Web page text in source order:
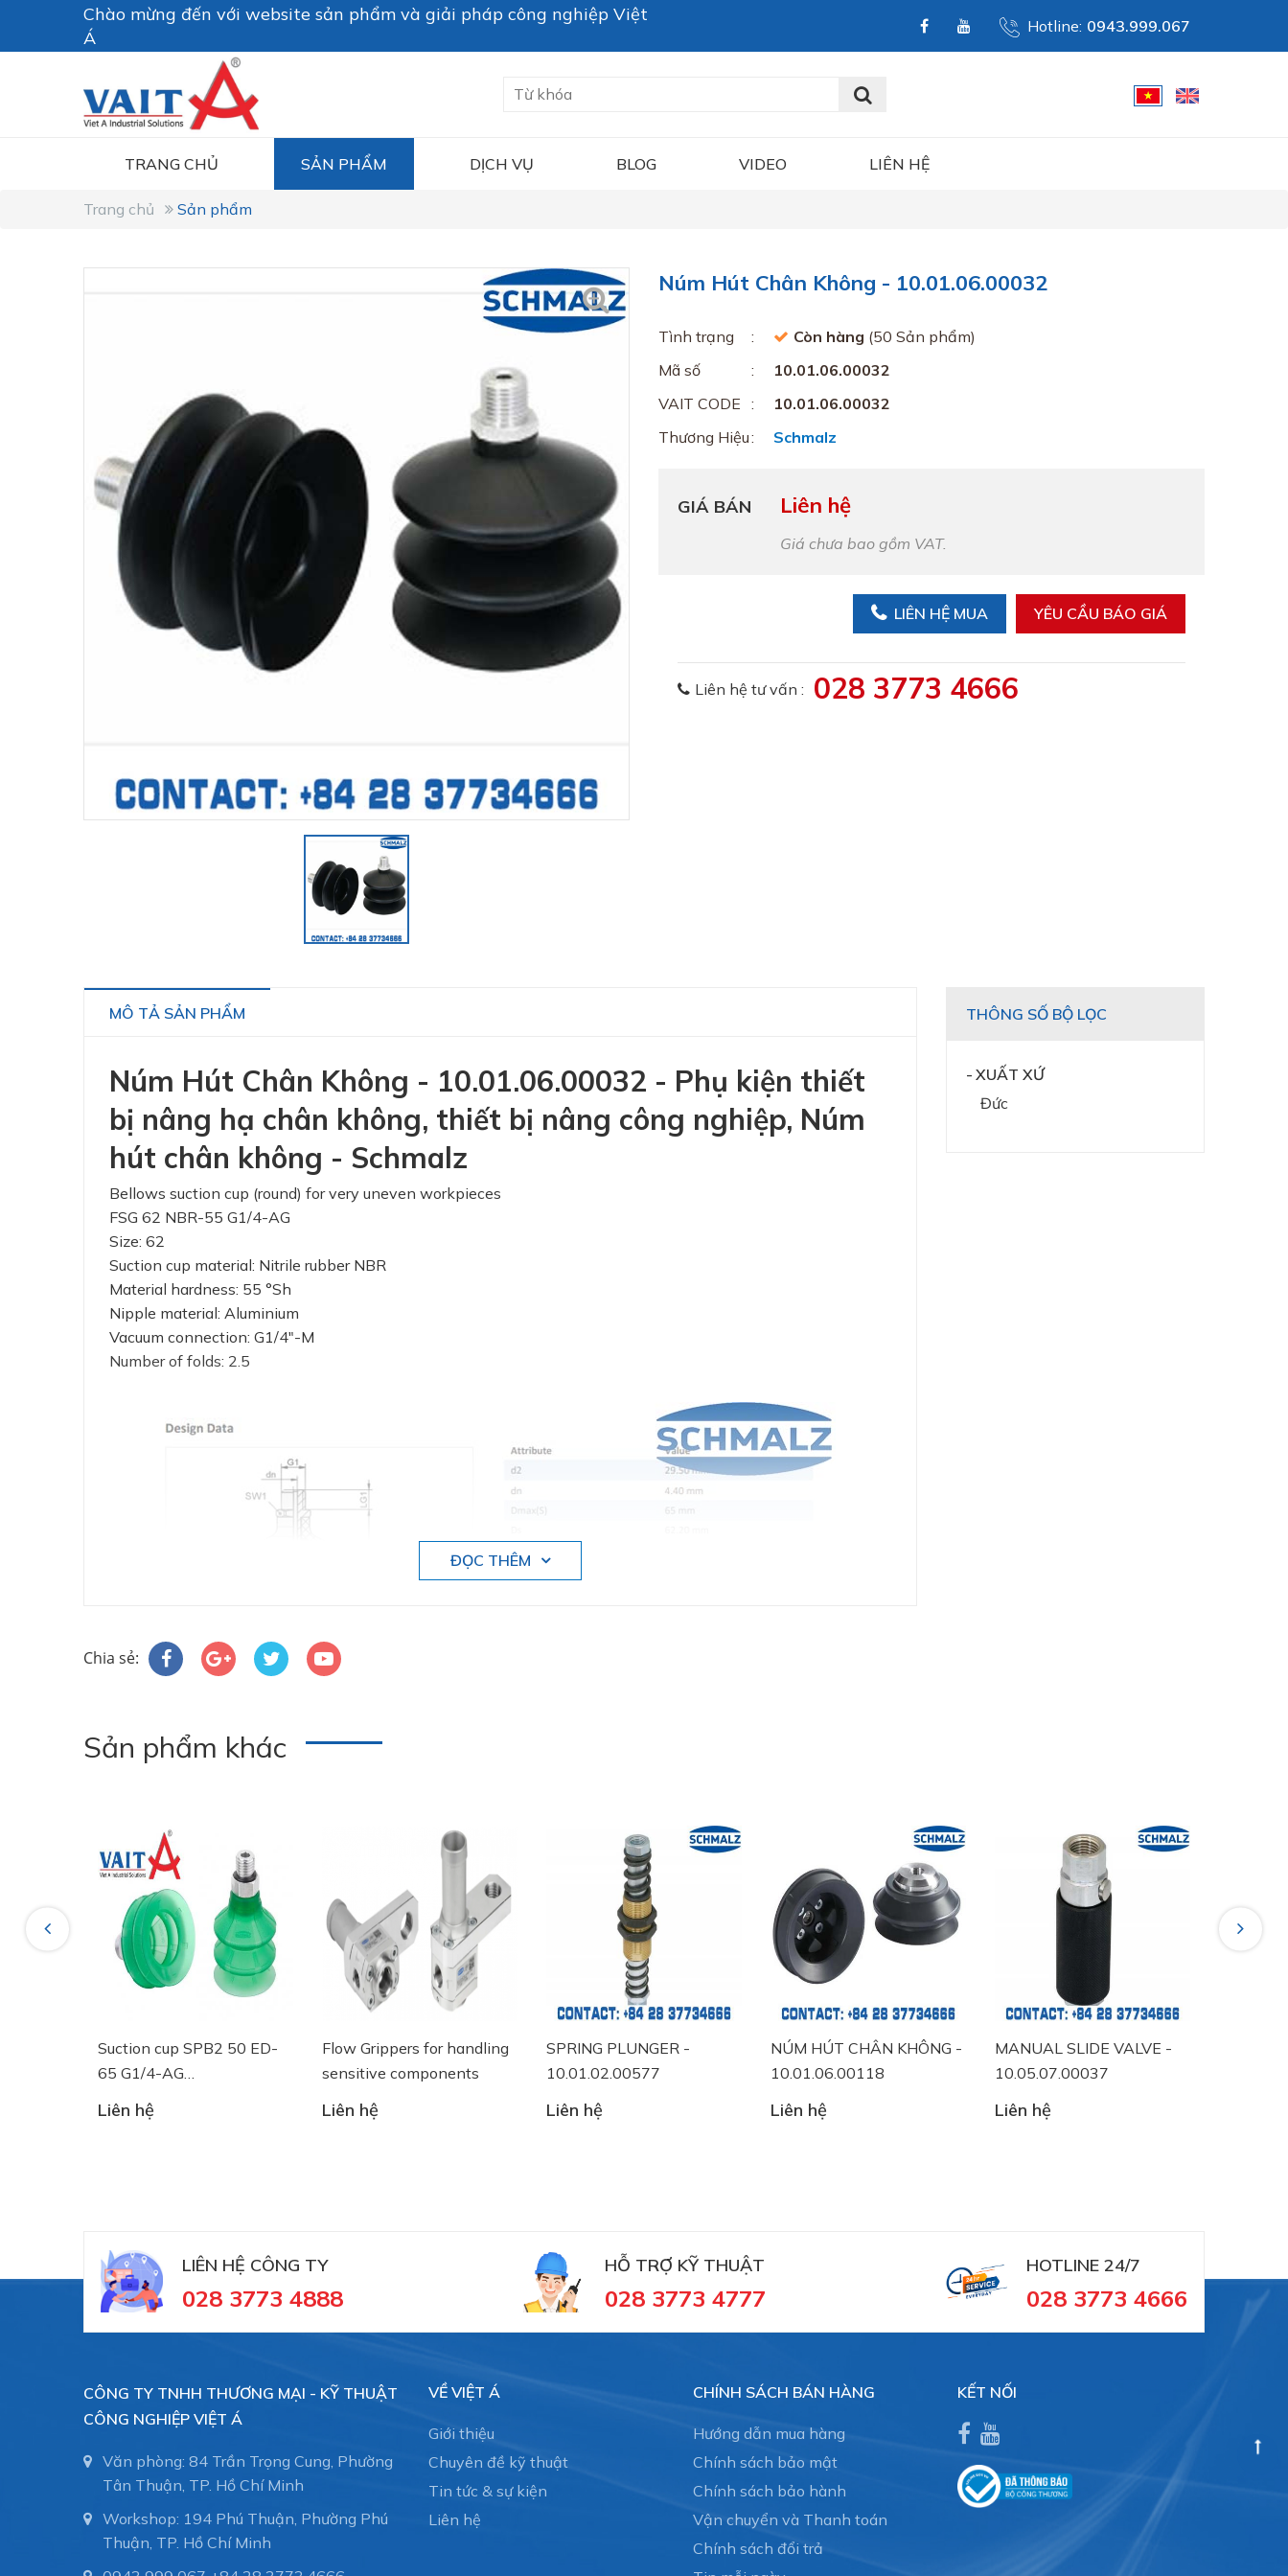
Chào mừng đến với website sản phẩm và giải pháp công nghiệp Việt
Á
Hotline: 0943.999.067
TRANG CHỦ SẢN PHẨM DỊCH VỤ BLOG VIDEO LIÊN HỆ
Trang chủ Sản phẩm
Núm Hút Chân Không - 10.01.06.00032
Tình trạng Còn hàng (50 Sản phẩm)
Mã số
10.01.06.00032
VAIT CODE
10.01.06.00032
Thương Hiệu
Schmalz
GIÁ BÁN Liên hệ
Giá chưa bao gồm VAT.
LIÊN HỆ MUA YÊU CẦU BÁO GIÁ
Liên hệ tư vấn : 028 3773 4666
MÔ TẢ SẢN PHẨM
Núm Hút Chân Không - 10.01.06.00032 - Phụ kiện thiết
bị nâng hạ chân không, thiết bị nâng công nghiệp, Núm
hút chân không - Schmalz
Bellows suction cup (round) for very uneven workpieces
FSG 62 NBR-55 G1/4-AG
Size: 62
Suction cup material: Nitrile rubber NBR
Material hardness: 55 °Sh
Nipple material: Aluminium
Vacuum connection: G1/4"-M
Number of folds: 2.5
ĐỌC THÊM
Chia sẻ:
THÔNG SỐ BỘ LỌC
XUẤT XỨ
Đức
Sản phẩm khác
Previous
Suction cup SPB2 50 ED-
65 G1/4-AG
hút chân không Schmalz
Liên hệ
Flow Grippers for handling
sensitive components
Liên hệ
SPRING PLUNGER -
10.01.02.00577
Liên hệ
NÚM HÚT CHÂN KHÔNG -
10.01.06.00118
Liên hệ
MANUAL SLIDE VALVE -
10.05.07.00037
Liên hệ
Next
LIÊN HỆ CÔNG TY
028 3773 4888
HỖ TRỢ KỸ THUẬT
028 3773 4777
HOTLINE 24/7
028 3773 4666
CÔNG TY TNHH THƯƠNG MẠI - KỸ THUẬT
CÔNG NGHIỆP VIỆT Á
Văn phòng: 84 Trần Trọng Cung, Phường
Tân Thuận, TP. Hồ Chí Minh
Workshop: 194 Phú Thuận, Phường Phú
Thuận, TP. Hồ Chí Minh
VỀ VIỆT Á
Giới thiệu
Chuyên đề kỹ thuật
Tin tức & sự kiện
Liên hệ
CHÍNH SÁCH BÁN HÀNG
Hướng dẫn mua hàng
Chính sách bảo mật
Chính sách bảo hành
Vận chuyển và Thanh toán
Chính sách đổi trả
KẾT NỐI